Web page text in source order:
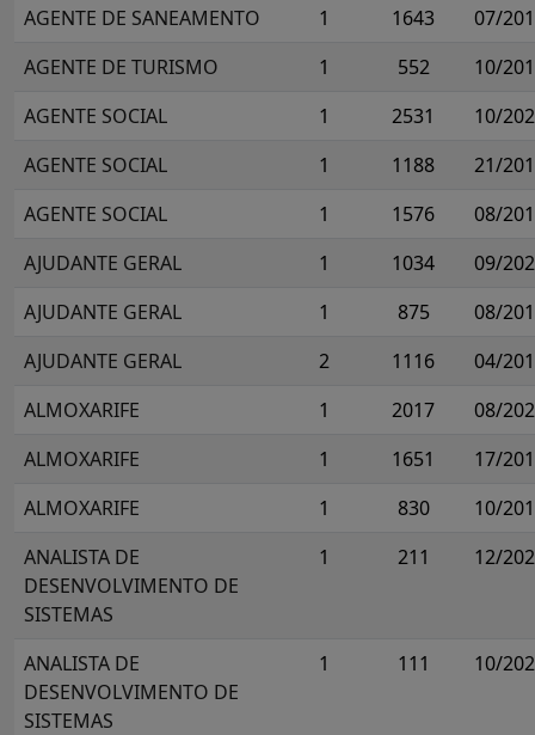
AGENTE DE SANEAMENTO 1 1643
07/
AGENTE DE TURISMO
1 552
10/
AGENTE SOCIAL
1 2531
10/
AGENTE SOCIAL
1 1188
21/
AGENTE SOCIAL
1 1576
08/
AJUDANTE GERAL
1 1034
09/
AJUDANTE GERAL
1 875
08/
AJUDANTE GERAL
2 1116
04/
ALMOXARIFE
1 2017
08/
ALMOXARIFE
1 1651
17/
ALMOXARIFE
1 830
10/
ANALISTA DE
DESENVOLVIMENTO DE
SISTEMAS
1 211 12/
ANALISTA DE
DESENVOLVIMENTO DE
SISTEMAS
1 111 10/